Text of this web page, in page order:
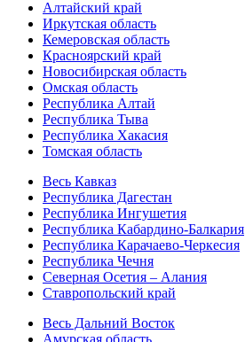
Алтайский край
Иркутская область
Кемеровская область
Красноярский край
Новосибирская область
Омская область
Республика Алтай
Республика Тыва
Республика Хакасия
Томская область
Весь Кавказ
Республика Дагестан
Республика Ингушетия
Республика Кабардино-Балкария
Республика Карачаево-Черкесия
Республика Чечня
Северная Осетия – Алания
Ставропольский край
Весь Дальний Восток
Амурская область